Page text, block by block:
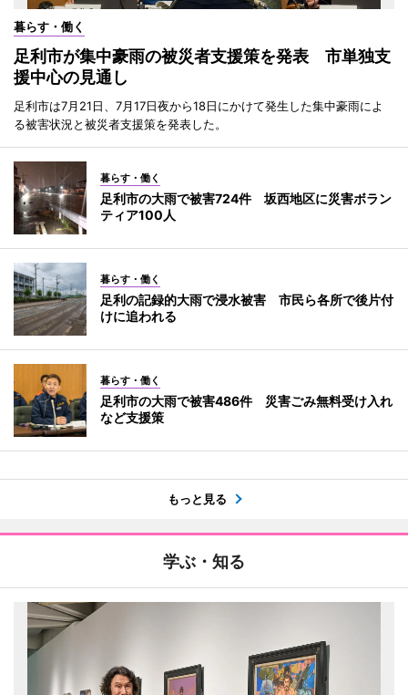
暮らす・働く
足利市が集中豪雨の被災者支援策を発表 市単独支
援中心の見通し
足利市は7月21日、7月17日夜から18日にかけて発生した集中豪雨によ
る被害状況と被災者支援策を発表した。
暮らす・働く
足利市の大雨で被害724件 坂西地区に災害ボラン
ティア100人
暮らす・働く
足利の記録的大雨で浸水被害 市民ら各所で後片付
けに追われる
暮らす・働く
足利市の大雨で被害486件 災害ごみ無料受け入れ
など支援策
もっと見る
学ぶ・知る